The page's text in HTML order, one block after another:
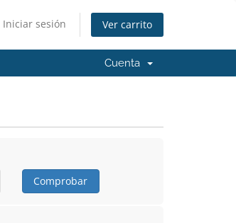
Iniciar sesión Ver carrito
Cuenta
Comprobar